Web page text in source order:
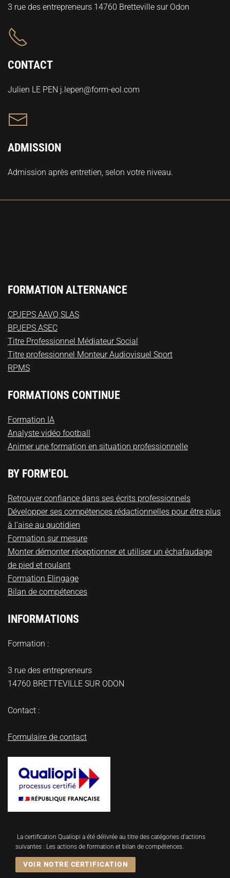
3 rue des entrepreneurs 14760 Bretteville sur Odon
CONTACT
Julien LE PEN j.lepen@form-eol.com
ADMISSION
Admission après entretien, selon votre niveau.
FORMATION ALTERNANCE
CPJEPS AAVQ SLAS
BPJEPS ASEC
Titre Professionnel Médiateur Social
Titre professionnel Monteur Audiovisuel Sport
RPMS
FORMATIONS CONTINUE
Formation IA
Analyste vidéo football
Animer une formation en situation professionnelle
BY FORM'EOL
Retrouver confiance dans ses écrits professionnels
Développer ses compétences rédactionnelles pour être plus
à l’aise au quotidien
Formation sur mesure
Monter démonter réceptionner et utiliser un échafaudage
de pied et roulant
Formation Elingage
Bilan de compétences
INFORMATIONS
Formation :
3 rue des entrepreneurs
14760 BRETTEVILLE SUR ODON
Contact :
Formulaire de contact
La certification Qualiopi a été délivrée au titre des catégories d'actions
suivantes : Les actions de formation et bilan de compétences.
VOIR NOTRE CERTIFICATION